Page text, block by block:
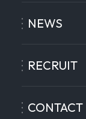
NEWS
RECRUIT
CONTACT